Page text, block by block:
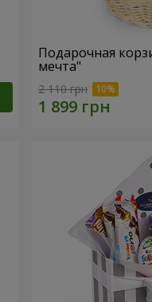
Подарочная
мечта"
2 110 грн